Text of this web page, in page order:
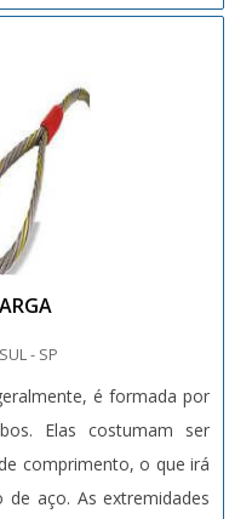
- SP
é formada por
Elas costumam ser
comprimento, o que irá
aço. As extremidades